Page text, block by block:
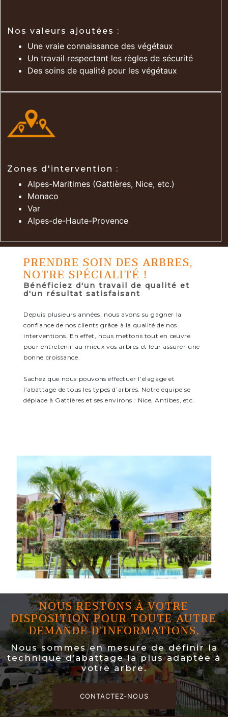
Nos valeurs ajoutées :
Une vraie connaissance des végétaux
Un travail respectant les règles de sécurité
Des soins de qualité pour les végétaux
Zones d'intervention :
Alpes-Maritimes (Gattières, Nice, etc.)
Monaco
Var
Alpes-de-Haute-Provence
PRENDRE SOIN DES ARBRES,
NOTRE SPÉCIALITÉ !
Bénéficiez d'un travail de qualité et
d'un résultat satisfaisant
Depuis plusieurs années, nous avons su gagner la
confiance de nos clients grâce à la qualité de nos
interventions. En effet, nous mettons tout en œuvre
pour entretenir au mieux vos arbres et leur assurer une
bonne croissance.
Sachez que nous pouvons effectuer l’élagage et
l’abattage de tous les types d’arbres. Notre équipe se
déplace à Gattières et ses environs : Nice, Antibes, etc.
NOUS RESTONS À VOTRE
DISPOSITION POUR TOUTE AUTRE
DEMANDE D’INFORMATIONS.
Nous sommes en mesure de définir la
technique d’abattage la plus adaptée à
votre arbre.
CONTACTEZ-NOUS